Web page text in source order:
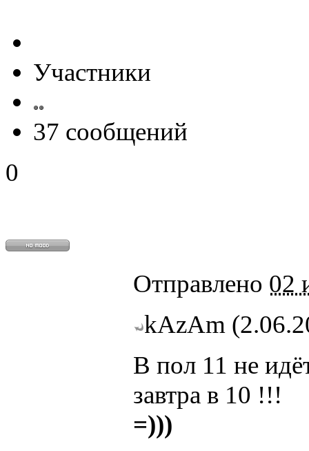
Участники
37 сообщений
0
Отправлено 02
kAzAm
В пол 11 не
завтра в 10 !!!
=)))